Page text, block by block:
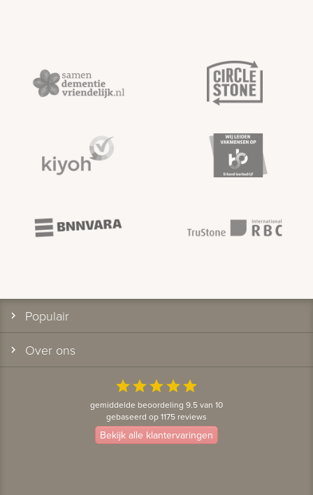
Populair
Over ons
starstarstarstarstar
gemiddelde beoordeling 9.5 van 10
gebaseerd op 1175 reviews
Bekijk alle klantervaringen